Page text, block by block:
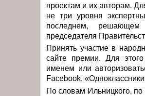
проектам и их авторам.
не три уровня
последнем, решающем
председателя
Принять участие в
сайте премии. Для
именем или
Facebook,
По словам Ильницкого, по